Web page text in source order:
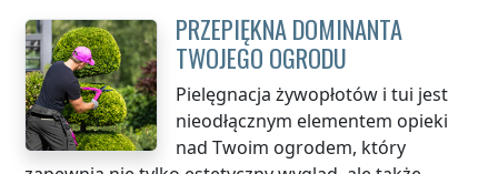
PRZEPIĘKNA DOMINANTA
TWOJEGO OGRODU
Pielęgnacja żywopłotów i tui jest
nieodłącznym elementem opieki
nad Twoim ogrodem, który